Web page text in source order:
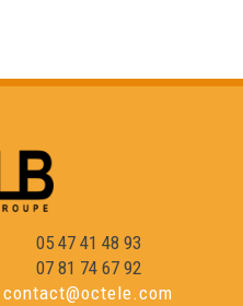
05 47 41 48 93
07 81 74 67 92
contact@octele.com